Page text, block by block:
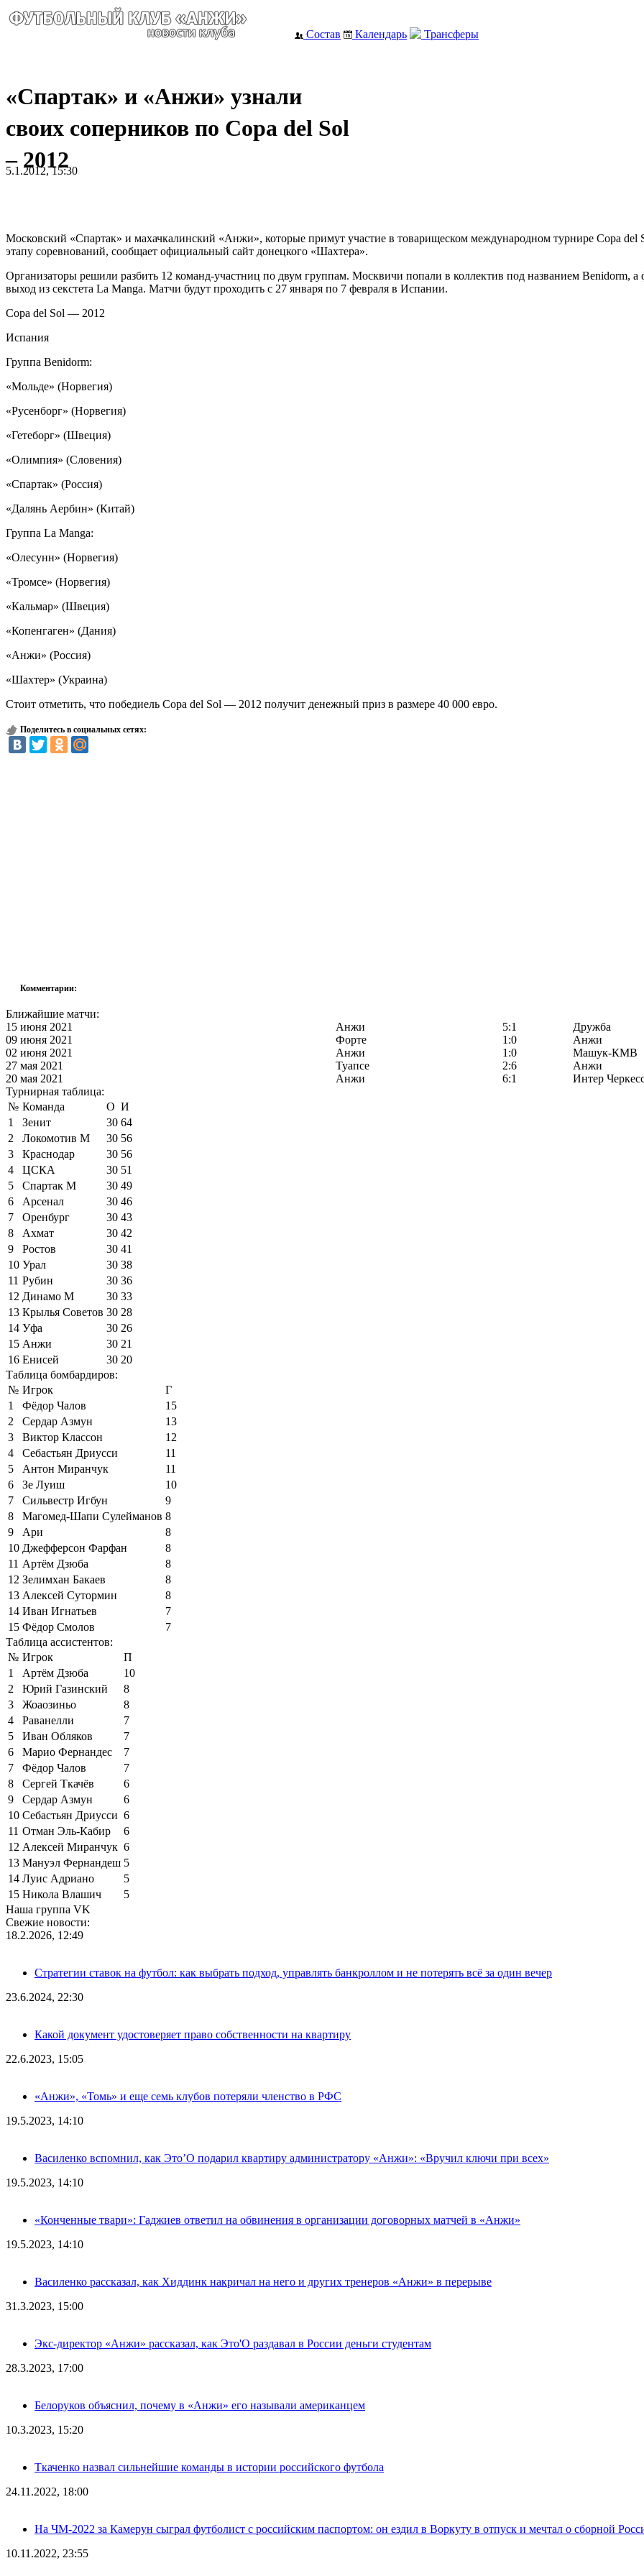
Состав Календарь Трансферы
«Спартак» и «Анжи» узнали
своих соперников по Copa del Sol
– 2012
5.1.2012, 15:30
Московский «Спартак» и махачкалинский «Анжи», которые примут участие в товарищеском международном турнире Copa
этапу соревнований, сообщает официальный сайт донецкого «Шахтера».
Организаторы решили разбить 12 команд-участниц по двум группам. Москвичи попали в коллектив под названием Benidorm,
выход из секстета La Manga. Матчи будут проходить с 27 января по 7 февраля в Испании.
Copa del Sol — 2012
Испания
Группа Benidorm:
«Мольде» (Норвегия)
«Русенборг» (Норвегия)
«Гетеборг» (Швеция)
«Олимпия» (Словения)
«Спартак» (Россия)
«Далянь Аербин» (Китай)
Группа La Manga:
«Олесунн» (Норвегия)
«Тромсе» (Норвегия)
«Кальмар» (Швеция)
«Копенгаген» (Дания)
«Анжи» (Россия)
«Шахтер» (Украина)
Стоит отметить, что победиель Copa del Sol — 2012 получит денежный приз в размере 40 000 евро.
Поделитесь в социальных сетях:
Комментарии:
Ближайшие матчи:
15 июня 2021
Анжи 5:1
Дружба
09 июня 2021
Форте 1:0
Анжи
02 июня 2021
Анжи 1:0
Машук-КМВ
27 мая 2021
Туапсе 2:6
Анжи
20 мая 2021
Анжи 6:1
Интер
Турнирная таблица:
№ Команда О И
1
Зенит 30 64
2
Локомотив М 30 56
3
Краснодар 30 56
4
ЦСКА 30 51
5
Спартак М 30 49
6
Арсенал 30 46
7
Оренбург 30 43
8
Ахмат 30 42
9
Ростов 30 41
10 Урал 30 38
11 Рубин 30 36
12 Динамо М 30 33
13 Крылья Советов 30 28
14 Уфа 30 26
15 Анжи 30 21
16 Енисей 30 20
Таблица бомбардиров:
№ Игрок
Г
1
Фёдор Чалов
15
2
Сердар Азмун
13
3
Виктор Классон
12
4
Себастьян Дриусси
11
5
Антон Миранчук
11
6
Зе Луиш
10
7
Сильвестр Игбун
9
8
Магомед-Шапи Сулейманов 8
9
Ари
8
10 Джефферсон Фарфан
8
11 Артём Дзюба
8
12 Зелимхан Бакаев
8
13 Алексей Сутормин
8
14 Иван Игнатьев
7
15 Фёдор Смолов
7
Таблица ассистентов:
№ Игрок
П
1
Артём Дзюба
10
2
Юрий Газинский
8
3
Жоаозиньо
8
4
Раванелли
7
5
Иван Обляков
7
6
Марио Фернандес
7
7
Фёдор Чалов
7
8
Сергей Ткачёв
6
9
Сердар Азмун
6
10 Себастьян Дриусси 6
11 Отман Эль-Кабир
6
12 Алексей Миранчук 6
13 Мануэл Фернандеш 5
14 Луис Адриано
5
15 Никола Влашич
5
Наша группа VK
Свежие новости:
18.2.2026, 12:49
Стратегии ставок на футбол: как выбрать подход, управлять банкроллом и не потерять всё за один вечер
23.6.2024, 22:30
Какой документ удостоверяет право собственности на квартиру
22.6.2023, 15:05
«Анжи», «Томь» и еще семь клубов потеряли членство в РФС
19.5.2023, 14:10
Василенко вспомнил, как Это’О подарил квартиру администратору «Анжи»: «Вручил ключи при всех»
19.5.2023, 14:10
«Конченные твари»: Гаджиев ответил на обвинения в организации договорных матчей в «Анжи»
19.5.2023, 14:10
Василенко рассказал, как Хиддинк накричал на него и других тренеров «Анжи» в перерыве
31.3.2023, 15:00
Экс-директор «Анжи» рассказал, как Это'О раздавал в России деньги студентам
28.3.2023, 17:00
Белоруков объяснил, почему в «Анжи» его называли американцем
10.3.2023, 15:20
Ткаченко назвал сильнейшие команды в истории российского футбола
24.11.2022, 18:00
На ЧМ-2022 за Камерун сыграл футболист с российским паспортом: он ездил в Воркуту в отпуск и мечтал о сборной
10.11.2022, 23:55